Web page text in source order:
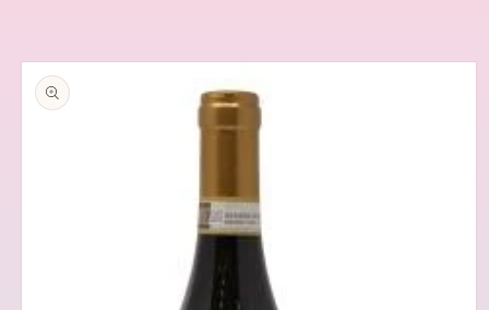
Passa alle
informazioni
sul prodotto